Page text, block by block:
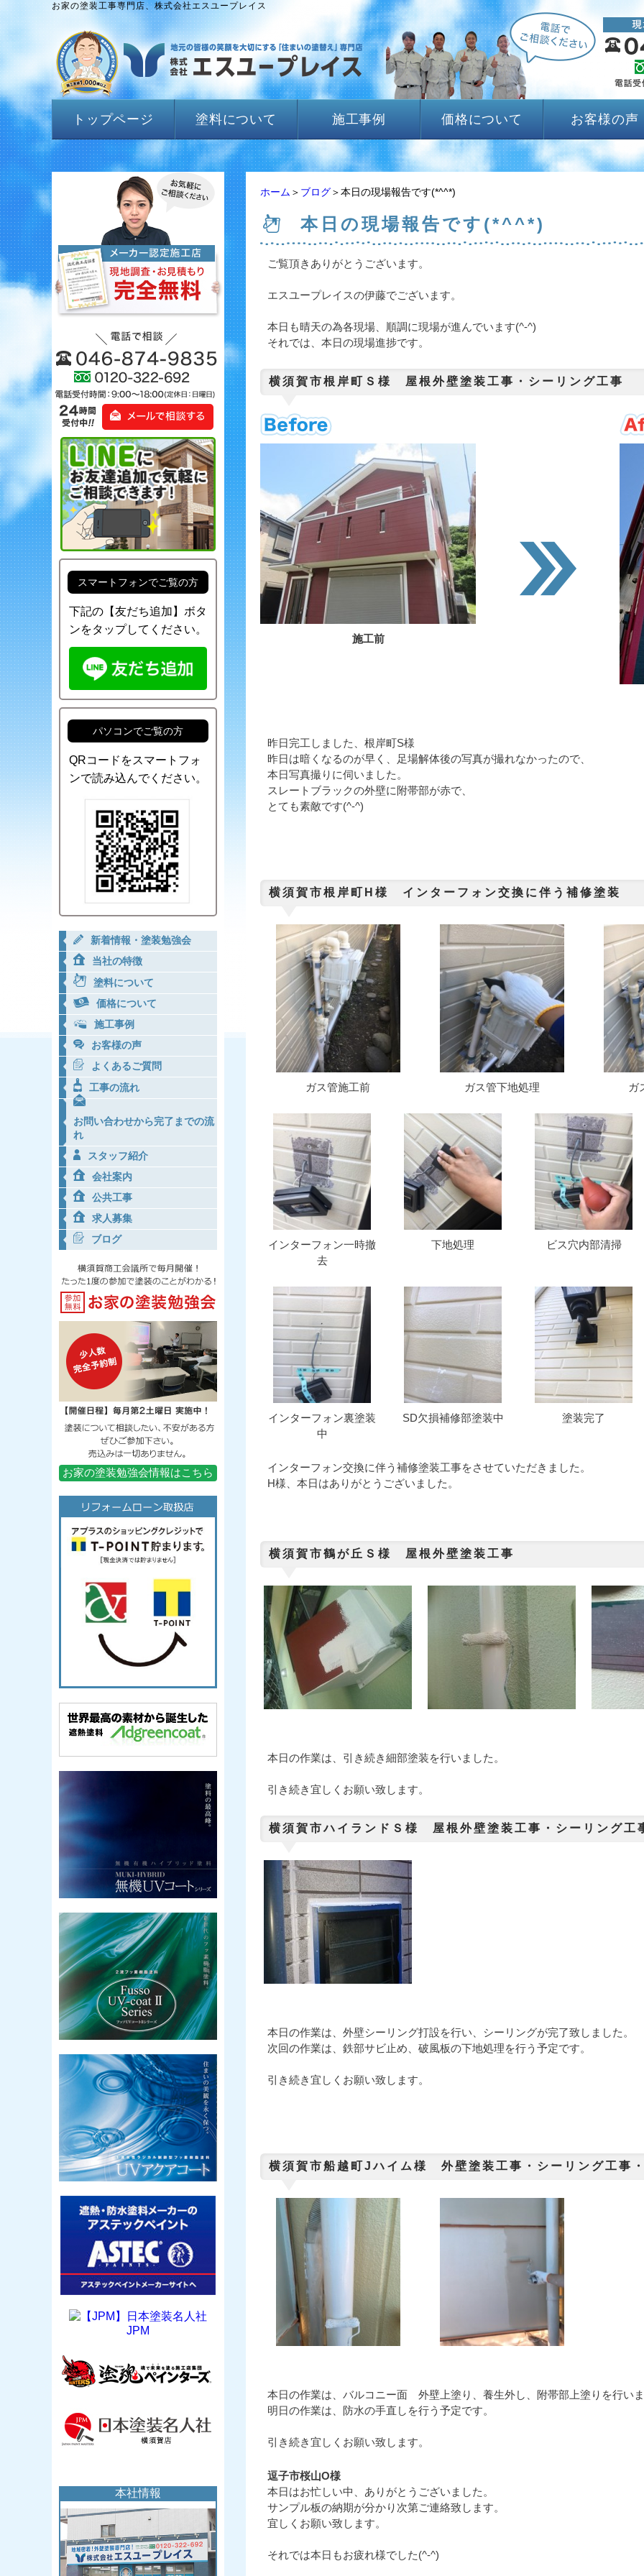
お家の塗装工事専門店、株式会社エスユープレイス
トップページ 塗料について 施工事例 価格について お客様の声
ホーム ＞ ブログ＞本日の現場報告です(*^^*)
本日の現場報告です(*^^*)
ご覧頂きありがとうございます。
エスユープレイスの伊藤でございます。
本日も晴天の為各現場、順調に現場が進んでいます(^-^)
それでは、本日の現場進捗です。
横須賀市根岸町Ｓ様 屋根外壁塗装工事・シーリング工事
施工前
昨日完工しました、根岸町S様
昨日は暗くなるのが早く、足場解体後の写真が撮れなかったので、
本日写真撮りに伺いました。
スレートブラックの外壁に附帯部が赤で、
とても素敵です(^-^)
横須賀市根岸町H様 インターフォン交換に伴う補修塗装
ガス管施工前 ガス管下地処理 ガ
インターフォン一時撤
去
下地処理 ビス穴内部清掃
インターフォン裏塗装
中
SD欠損補修部塗装中 塗装完了
インターフォン交換に伴う補修塗装工事をさせていただきました。
H様、本日はありがとうございました。
横須賀市鶴が丘Ｓ様 屋根外壁塗装工事
本日の作業は、引き続き細部塗装を行いました。
引き続き宜しくお願い致します。
横須賀市ハイランドＳ様 屋根外壁塗装工事・シーリング工
本日の作業は、外壁シーリング打設を行い、シーリングが完了致しました。
次回の作業は、鉄部サビ止め、破風板の下地処理を行う予定です。
引き続き宜しくお願い致します。
横須賀市船越町Jハイム様 外壁塗装工事・シーリング工事
本日の作業は、バルコニー面 外壁上塗り、養生外し、附帯部上塗りを行い
明日の作業は、防水の手直しを行う予定です。
引き続き宜しくお願い致します。
逗子市桜山O様
本日はお忙しい中、ありがとうございました。
サンプル板の納期が分かり次第ご連絡致します。
宜しくお願い致します。
それでは本日もお疲れ様でした(^-^)
スマートフォンでご覧の方
下記の【友だち追加】ボタ
ンをタップしてください。
パソコンでご覧の方
QRコードをスマートフォ
ンで読み込んでください。
新着情報・塗装勉強会
当社の特徴
塗料について
価格について
施工事例
お客様の声
よくあるご質問
工事の流れ
お問い合わせから完了までの流
れ
スタッフ紹介
会社案内
公共工事
求人募集
ブログ
お家の塗装勉強会情報はこちら
JPM